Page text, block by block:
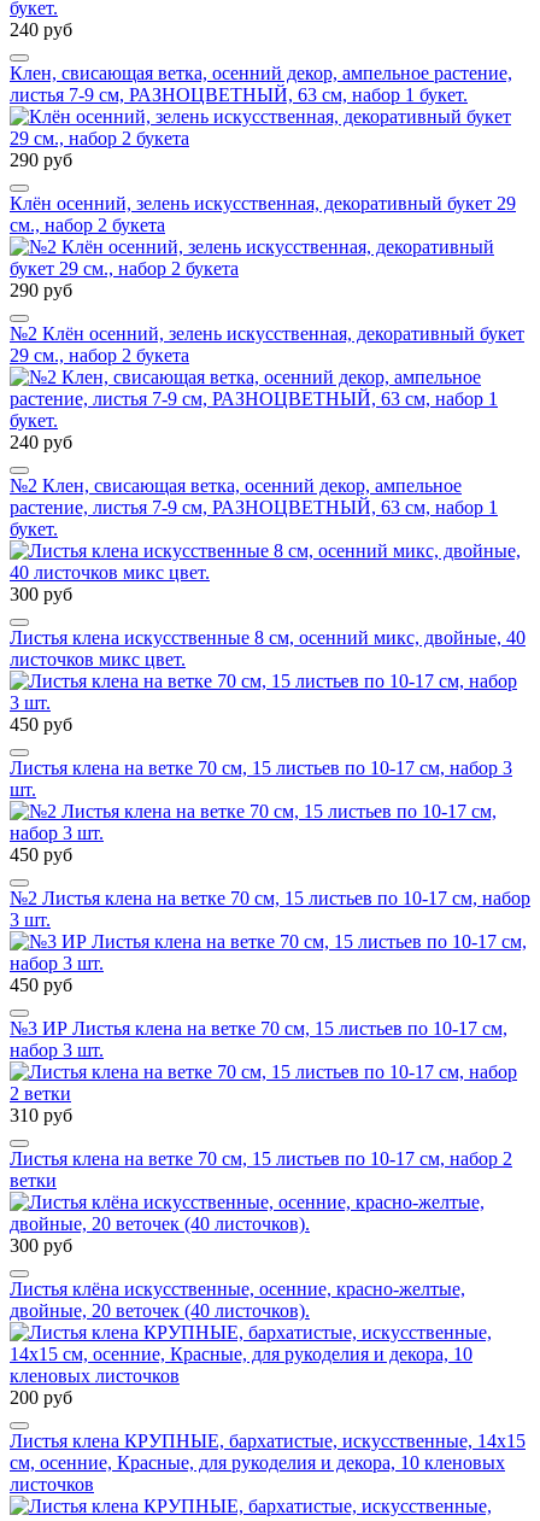
240 руб
Клен, свисающая ветка, осенний декор, ампельное растение,
листья 7-9 см, РАЗНОЦВЕТНЫЙ, 63 см, набор 1 букет.
290 руб
Клён осенний, зелень искусственная, декоративный букет 29
см., набор 2 букета
290 руб
№2 Клён осенний, зелень искусственная, декоративный букет
29 см., набор 2 букета
240 руб
№2 Клен, свисающая ветка, осенний декор, ампельное
растение, листья 7-9 см, РАЗНОЦВЕТНЫЙ, 63 см, набор 1
букет.
300 руб
Листья клена искусственные 8 см, осенний микс, двойные, 40
листочков микс цвет.
450 руб
Листья клена на ветке 70 см, 15 листьев по 10-17 см, набор 3
шт.
450 руб
№2 Листья клена на ветке 70 см, 15 листьев по 10-17 см, набор
3 шт.
450 руб
№3 ИР Листья клена на ветке 70 см, 15 листьев по 10-17 см,
набор 3 шт.
310 руб
Листья клена на ветке 70 см, 15 листьев по 10-17 см, набор 2
ветки
300 руб
Листья клёна искусственные, осенние, красно-желтые,
двойные, 20 веточек (40 листочков).
200 руб
Листья клена КРУПНЫЕ, бархатистые, искусственные, 14х15
см, осенние, Красные, для рукоделия и декора, 10 кленовых
листочков